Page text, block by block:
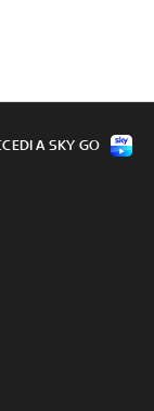
A SKY GO